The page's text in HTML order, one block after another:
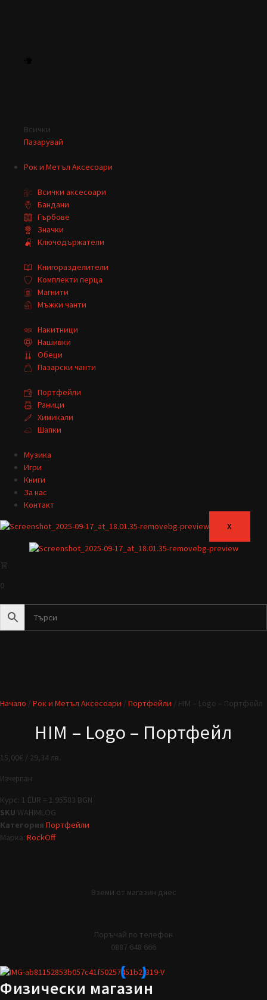
Всички
Пазарувай
Рок и Метъл Аксесоари
Всички аксесоари
Бандани
Гърбове
Значки
Ключодържатели
Книгоразделители
Комплекти перца
Магнити
Мъжки чанти
Накитници
Нашивки
Обеци
Пазарски чанти
Портфейли
Раници
Химикали
Шапки
Музика
Игри
Книги
За нас
Контакт
X
0
Начало / Рок и Метъл Аксесоари / Портфейли / HIM – Logo – Портфейл
HIM – Logo – Портфейл
15,00€ / 29,34 лв.
Изчерпан
Курс: 1 EUR = 1.95583 BGN
SKU WAHIMLOG
Категория Портфейли
Марка: RockOff
Вземи от магазин днес
Поръчай по телефон
0887 648 666
Физически магазин